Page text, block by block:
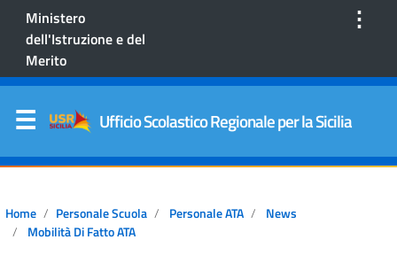
Ministero
dell'Istruzione e del
Merito
⋮
Ufficio Scolastico Regionale per la Sicilia
Home Personale Scuola Personale ATA
News
Mobilità Di Fatto ATA